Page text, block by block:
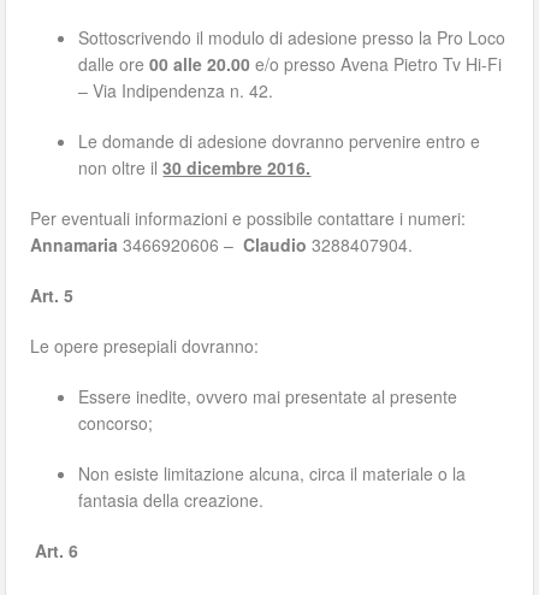
Sottoscrivendo il modulo di adesione presso la Pro Loco
dalle ore00 alle 20.00 e/o presso Avena Pietro Tv Hi-Fi
– Via Indipendenza n. 42.
Le domande di adesione dovranno pervenire entro e
non oltre il30 dicembre 2016.
Per eventuali informazioni e possibile contattare i numeri:
Annamaria3466920606 –Claudio3288407904.
Art. 5
Le opere presepiali dovranno:
Essere inedite, ovvero mai presentate al presente
concorso;
Non esiste limitazione alcuna, circa il materiale o la
fantasia della creazione.
Art. 6